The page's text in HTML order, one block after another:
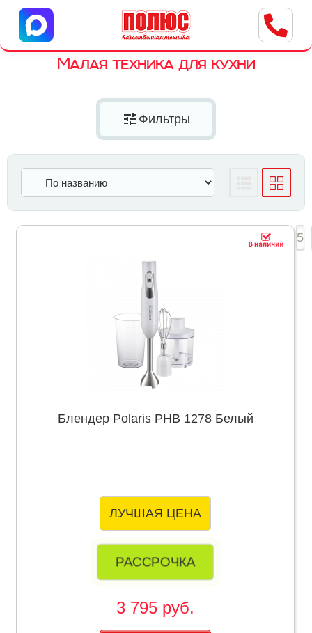
Центр бытовой техники
г. Ульяновск, ул. Пушкарева, 8a
Малая техника для кухни
tune Фильтры
Блендер Polaris PHB 1278 Белый
ЛУЧШАЯ ЦЕНА
РАССРОЧКА
3 795 руб.
3 5